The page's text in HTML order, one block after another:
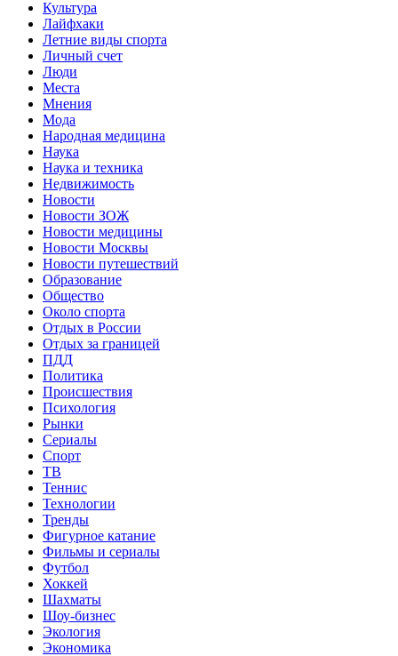
Культура
Лайфхаки
Летние виды спорта
Личный счет
Люди
Места
Мнения
Мода
Народная медицина
Наука
Наука и техника
Недвижимость
Новости
Новости ЗОЖ
Новости медицины
Новости Москвы
Новости путешествий
Образование
Общество
Около спорта
Отдых в России
Отдых за границей
ПДД
Политика
Происшествия
Психология
Рынки
Сериалы
Спорт
ТВ
Теннис
Технологии
Тренды
Фигурное катание
Фильмы и сериалы
Футбол
Хоккей
Шахматы
Шоу-бизнес
Экология
Экономика